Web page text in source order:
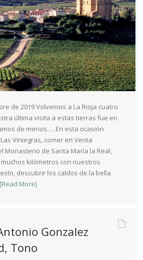
de 2019 Volvemos a La Rioja cuatro
última visita a estas tierras fue en
de menos…. En esta ocasión
Viniegras, comer en Venta
Monasterio de Santa María la Real,
kilómetros con nuestros
descubrir los caldos de la bella
[Read More]
Gonzalez
Tono